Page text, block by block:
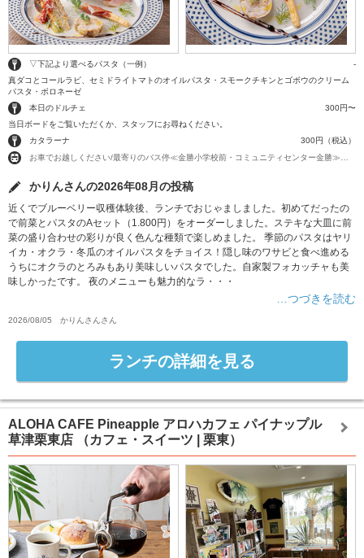
▽下記より選べるパスタ（一例）
-
真ダコとコールラビ、セミドライトマトのオイルパスタ・スモークチキンとゴボウのクリーム
パスタ・ボロネーゼ
本日のドルチェ
300円〜
当日ボードをご覧いただくか、スタッフにお尋ねください。
カタラーナ
300円（税込）
かりんさんの2026年08月の投稿
近くでブルーベリー収穫体験後、ランチでおじゃましました。初めてだったの
で前菜とパスタのAセット（1.800円）をオーダーしました。ステキな大皿に前
菜の盛り合わせの彩りが良く色んな種類で楽しめました。 季節のパスタはヤリ
イカ・オクラ・冬瓜のオイルパスタをチョイス！隠し味のワサビと食べ進める
うちにオクラのとろみもあり美味しいパスタでした。自家製フォカッチャも美
味しかったです。 夜のメニューも魅力的なラ・・・
…つづきを読む
2026/08/05 かりんさん さん
ランチの詳細を見る
ALOHA CAFE Pineapple アロハカフェ パイナップル
草津栗東店
（カフェ・スイーツ | 栗東）